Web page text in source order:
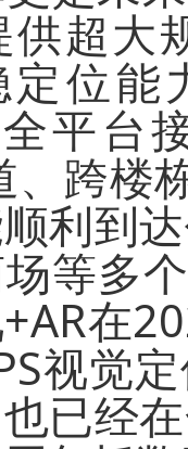
供超大
定位能
平台
、跨楼
利到
等多
在
视觉
已经